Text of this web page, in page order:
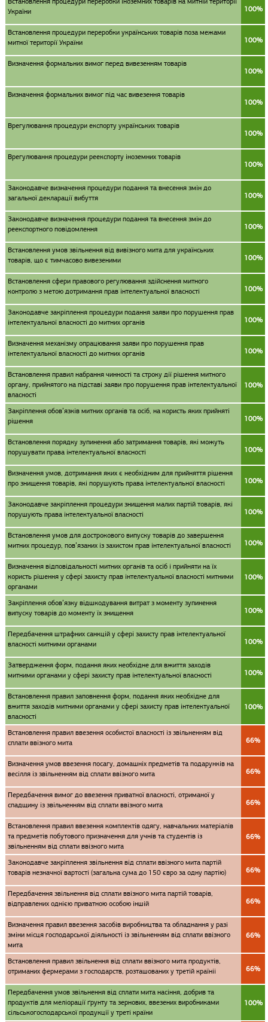
України
100%
Встановлення процедури переробки українських товарів поза межами
митної території України
100%
Визначення формальних вимог перед вивезенням товарів
100%
Визначення формальних вимог під час вивезення товарів
100%
Врегулювання процедури експорту українських товарів
100%
Врегулювання процедури реекспорту іноземних товарів
100%
Законодавче визначення процедури подання та внесення змін до
загальної декларації вибуття
100%
Законодавче визначення процедури подання та внесення змін до
реекспортного повідомлення
100%
Встановлення умов звільнення від вивізного мита для українських
товарів, що є тимчасово вивезеними
100%
Встановлення сфери правового регулювання здійснення митного
контролю з метою дотримання прав інтелектуальної власності
100%
Законодавче закріплення процедури подання заяви про порушення прав
інтелектуальної власності до митних органів
100%
Визначення механізму опрацювання заяви про порушення прав
інтелектуальної власності до митних органів
100%
Встановлення правил набрання чинності та строку дії рішення митного
органу, прийнятого на підставі заяви про порушення прав інтелектуальної
власності
100%
Закріплення обов’язків митних органів та осіб, на користь яких прийняті
рішення
100%
Встановлення порядку зупинення або затримання товарів, які можуть
порушувати права інтелектуальної власності
100%
Визначення умов, дотримання яких є необхідним для прийняття рішення
про знищення товарів, які порушують права інтелектуальної власності
100%
Законодавче закріплення процедури знищення малих партій товарів, які
порушують права інтелектуальної власності
100%
Встановлення умов для дострокового випуску товарів до завершення
митних процедур, пов’язаних із захистом прав інтелектуальної власності
100%
Визначення відповідальності митних органів та осіб і прийняти на їх
користь рішення у сфері захисту прав інтелектуальної власності митними
органами
100%
Закріплення обов’язку відшкодування витрат з моменту зупинення
випуску товарів до моменту їх знищення
100%
Передбачення штрафних санкцій у сфері захисту прав інтелектуальної
власності митними органами
100%
Затвердження форм, подання яких необхідне для вжиття заходів
митними органами у сфері захисту прав інтелектуальної власності
100%
Встановлення правил заповнення форм, подання яких необхідне для
вжиття заходів митними органами у сфері захисту прав інтелектуальної
власності
100%
Встановлення правил ввезення особистої власності із звільненням від
сплати ввізного мита
66%
Визначення умов ввезення посагу, домашніх предметів та подарунків на
весілля із звільненням від сплати ввізного мита
66%
Передбачення вимог до ввезення приватної власності, отриманої у
спадщину із звільненням від сплати ввізного мита
66%
Встановлення правил ввезення комплектів одягу, навчальних матеріалів
та предметів побутового призначення для учнів та студентів із
звільненням від сплати ввізного мита
66%
Законодавче закріплення звільнення від сплати ввізного мита партій
товарів незначної вартості (загальна сума до 150 євро за одну партію)
66%
Передбачення звільнення від сплати ввізного мита партій товарів,
відправлених однією приватною особою іншій
66%
Визначення правил ввезення засобів виробництва та обладнання у разі
зміни місця господарської діяльності із звільненням від сплати ввізного
мита
66%
Встановлення правил звільнення від сплати ввізного мита продуктів,
отриманих фермерами з господарств, розташованих у третій країніі
66%
Передбачення умов звільнення від сплати мита насіння, добрив та
продуктів для меліорації ґрунту та зернових, ввезених виробниками
сільськогосподарської продукції у треті країни
100%